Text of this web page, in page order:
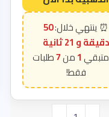
50
دقيقة و 20 ثانية
1
7